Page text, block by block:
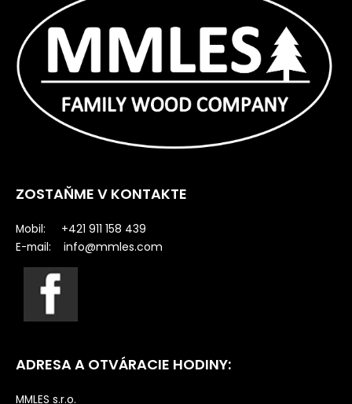
ZOSTAŇME V KONTAKTE
Mobil: +421 911 158 439
E-mail: info@mmles.com
ADRESA A OTVÁRACIE HODINY:
MMLES s.r.o.